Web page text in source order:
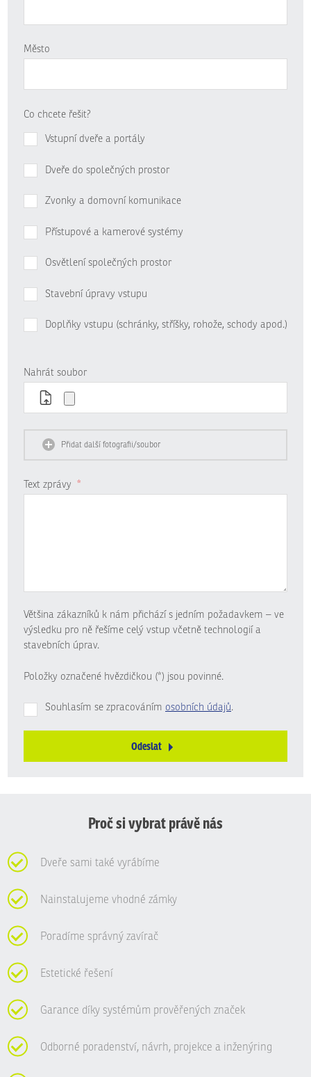
Město
Co chcete řešit?
Vstupní dveře a portály
Dveře do společných prostor
Zvonky a domovní komunikace
Přístupové a kamerové systémy
Osvětlení společných prostor
Stavební úpravy vstupu
Doplňky vstupu (schránky, stříšky, rohože, schody apod.)
Nahrát soubor
Přidat další fotografii/soubor
Text zprávy *
Většina zákazníků k nám přichází s jedním požadavkem – ve
výsledku pro ně řešíme celý vstup včetně technologií a
stavebních úprav.
Položky označené hvězdičkou (*) jsou povinné.
Souhlasím se zpracováním osobních údajů.
Odeslat
Proč si vybrat právě nás
Dveře sami také vyrábíme
Nainstalujeme vhodné zámky
Poradíme správný zavírač
Estetické řešení
Garance díky systémům prověřených značek
Odborné poradenství, návrh, projekce a inženýring